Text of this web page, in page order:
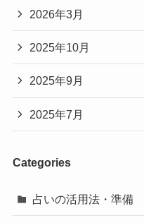
2026年3月
2025年10月
2025年9月
2025年7月
Categories
占いの活用法・準備